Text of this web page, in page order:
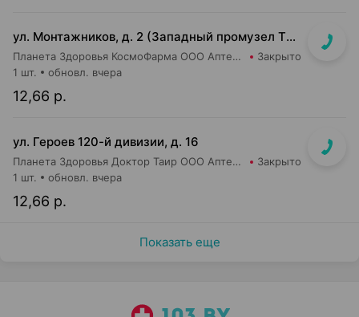
ул. Монтажников, д. 2 (Западный промузел ТЭЦ-4, м-н "Евроопт")
Планета Здоровья КосмоФарма ООО Аптека №19 Закрыто
12,66 р.
1 шт. обновл. вчера
ул. Героев 120-й дивизии, д. 16
Планета Здоровья Доктор Таир ООО Аптека №2 Закрыто
12,66 р.
1 шт. обновл. вчера
Показать еще